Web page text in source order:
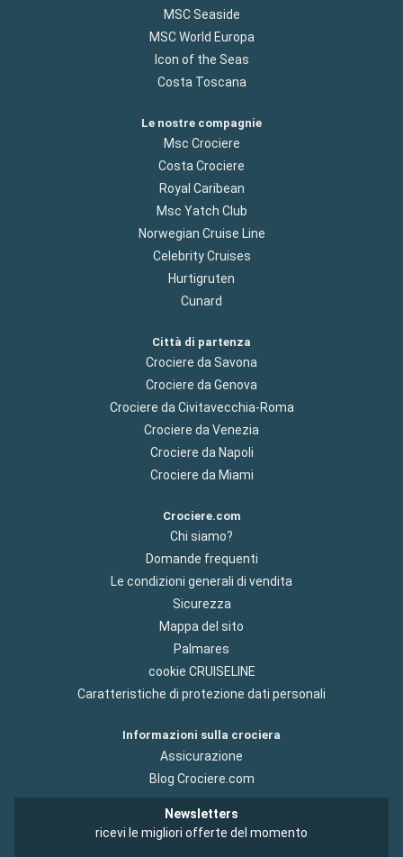
MSC Seaside
MSC World Europa
Icon of the Seas
Costa Toscana
Le nostre compagnie
Msc Crociere
Costa Crociere
Royal Caribean
Msc Yatch Club
Norwegian Cruise Line
Celebrity Cruises
Hurtigruten
Cunard
Città di partenza
Crociere da Savona
Crociere da Genova
Crociere da Civitavecchia-Roma
Crociere da Venezia
Crociere da Napoli
Crociere da Miami
Crociere.com
Chi siamo?
Domande frequenti
Le condizioni generali di vendita
Sicurezza
Mappa del sito
Palmares
cookie CRUISELINE
Caratteristiche di protezione dati personali
Informazioni sulla crociera
Assicurazione
Blog Crociere.com
Newsletters
ricevi le migliori offerte del momento